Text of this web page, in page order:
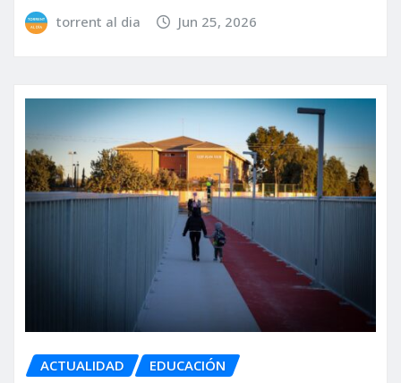
torrent al dia Jun 25, 2026
ACTUALIDAD EDUCACIÓN